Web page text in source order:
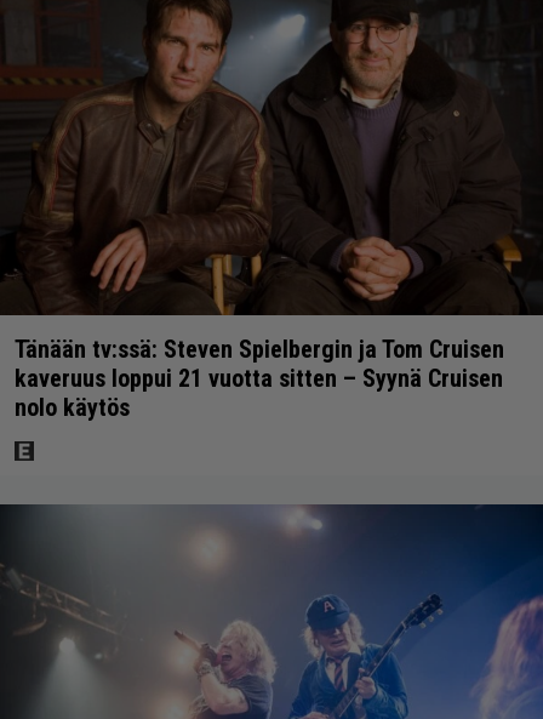
Tänään tv:ssä: Steven Spielbergin ja Tom Cruisen
kaveruus loppui 21 vuotta sitten – Syynä Cruisen
nolo käytös